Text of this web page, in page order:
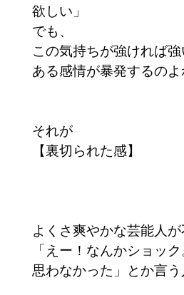
欲しい」
でも、
この気持ちが強ければ
ある感情が暴発するのよ
それが
【裏切られた感】
よくさ爽やかな芸能人
「えー！なんかショッ
思わなかった」とか言